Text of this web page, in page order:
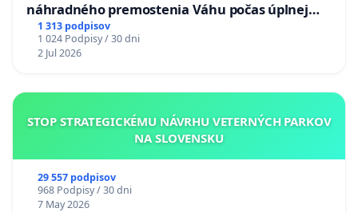
náhradného premostenia Váhu počas úplnej
uzávery Vážskeho mosta v Komárne
1 313 podpisov
1 024 Podpisy / 30 dni
2 Jul 2026
STOP STRATEGICKÉMU NÁVRHU VETERNÝCH PARKOV
NA SLOVENSKU
29 557 podpisov
968 Podpisy / 30 dni
7 May 2026